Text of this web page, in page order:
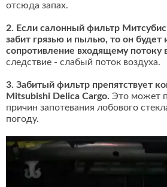
отсюда запах.
2. Если салонный фильтр
забит грязью и пылью, то он будет
сопротивление входящему потоку
следствие - слабый поток воздуха.
3. Забитый фильтр препятствует
Mitsubishi Delica Cargo. Это может
причин запотевания лобового
погоду.